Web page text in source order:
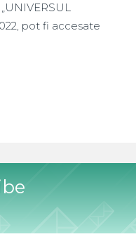
pot fi accesate